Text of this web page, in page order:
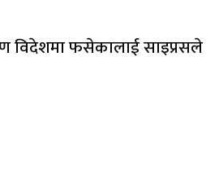
विदेशमा फसेकालाई साइप्रसले